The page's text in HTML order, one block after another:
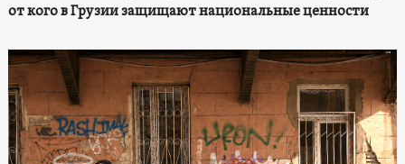
от кого в Грузии защищают национальные ценности